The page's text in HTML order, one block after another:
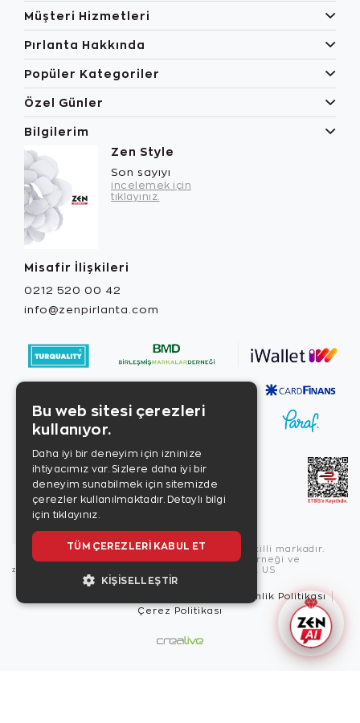
Müşteri Hizmetleri
Pırlanta Hakkında
Popüler Kategoriler
Özel Günler
Bilgilerim
Zen Style
Son sayıyı
incelemek için
tıklayınız.
Misafir İlişkileri
0212 520 00 42
info@zenpirlanta.com
Copyright © 2026, Zen Diamond tescilli markadır.
Zen Diamond Birleşmiş Markalar Derneği ve
Turquality Destek Programı üyesidir. US
Güvenlik Politikası
Çerez Politikası
Bu web sitesi çerezleri
kullanıyor.
Daha iyi bir deneyim için izninize
ihtiyacımız var. Sizlere daha iyi bir
deneyim sunabilmek için sitemizde
çerezler kullanılmaktadır. Detaylı bilgi
için tıklayınız.
TÜM ÇEREZLERI KABUL ET
KIŞISELLEŞTIR